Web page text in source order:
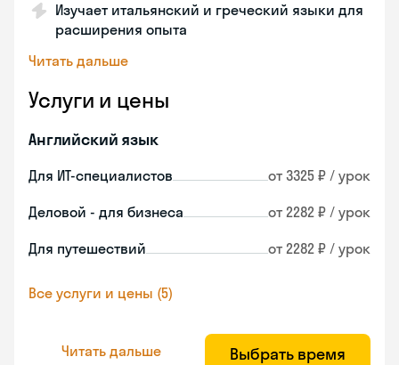
Изучает итальянский и греческий языки для
расширения опыта
Читать дальше
Услуги и цены
Английский язык
Для ИТ-специалистов от 3325 ₽ / урок
Деловой - для бизнеса от 2282 ₽ / урок
Для путешествий от 2282 ₽ / урок
Все услуги и цены (5)
Читать дальше Выбрать время